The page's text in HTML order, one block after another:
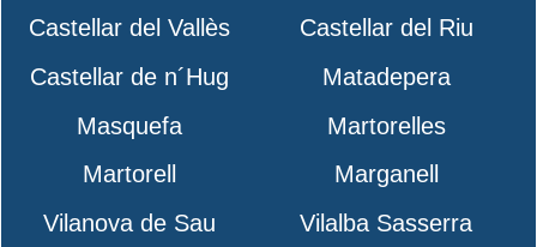
Castellar del Vallès
Castellar del Riu
Castellar de n´Hug
Matadepera
Masquefa
Martorelles
Martorell
Marganell
Vilanova de Sau
Vilalba Sasserra